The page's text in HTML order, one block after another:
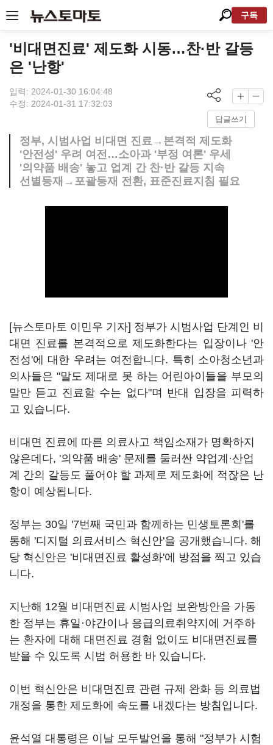
구독
'비대면진료' 제도화 시동…찬·반 갈등
은 '난항'
입력: 2024-01-30 16:04:48
수정: 2024-01-31 17:32:03
답글쓰기
정부, 시범사업 비대면 진료→본격적 제도화
'안전성' 우려 여전…소아과 '부정 여론' 우세
'의약품 배송' 놓고 업계 간 찬·반 갈등 지속
선별등재→포괄등재 전환, 표준진료지침 필요
[뉴스토마토 이민우 기자] 정부가 시범사업 단계인 비
대면 진료를 본격적으로 제도화한다는 입장이나 '안
전성'에 대한 우려는 여전합니다. 특히 소아청소년과
의사들은 "말도 제대로 못 하는 어린아이들을 부모의
말만 듣고 진료할 수는 없다"며 반대 입장을 피력하
고 있습니다.
비대면 진료에 따른 의료사고 책임소재가 명확하지
않은데다, '의약품 배송' 문제를 둘러싼 약업계·산업
계 간의 갈등도 풀어야 할 과제로 제도화에 적잖은 난
항이 예상됩니다.
정부는 30일 '7번째 국민과 함께하는 민생토론회'를
통해 '디지털 의료서비스 혁신안'을 공개했습니다. 해
당 혁신안은 '비대면진료 활성화'에 방점을 찍고 있습
니다.
지난해 12월 비대면진료 시범사업 보완방안을 가동
한 정부는 휴일·야간이나 응급의료취약지에 거주하
는 환자에 대해 대면진료 경험 없이도 비대면진료를
받을 수 있도록 시범 허용한 바 있습니다.
이번 혁신안은 비대면진료 관련 규제 완화 등 의료법
개정을 통한 제도화에 속도를 내겠다는 방침입니다.
윤석열 대통령은 이날 모두발언을 통해 "정부가 시험